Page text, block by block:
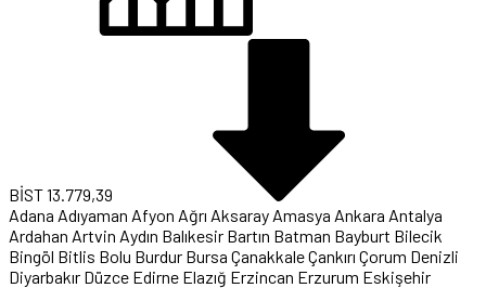
BİST13.779,39
Adana Adıyaman Afyon Ağrı Aksaray Amasya Ankara Antalya
Ardahan Artvin Aydın Balıkesir Bartın Batman Bayburt Bilecik
Bingöl Bitlis Bolu Burdur Bursa ÇanakkaleÇankırı Çorum Denizli
Diyarbakır Düzce Edirne Elazığ Erzincan Erzurum Eskişehir